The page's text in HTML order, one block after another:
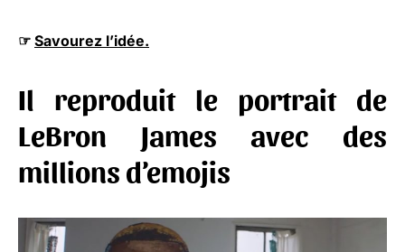
☞ Savourez l’idée.
Il reproduit le portrait de
LeBron James avec des
millions d’emojis